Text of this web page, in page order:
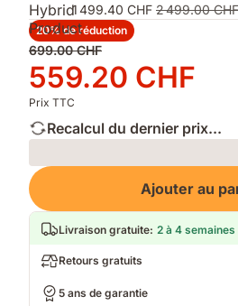
1 499.40 CHF 2 499.00 CHF
20% de réduction
Prix
d'origine
699.00 CHF
699.00 CHF
Prix
559.20 CHF
559.20 CHF
Prix TTC
Recalcul du dernier prix...
Loading
Ajouter au
Livraison gratuite: 2 à 4 semaines
Retours gratuits
5 ans de garantie